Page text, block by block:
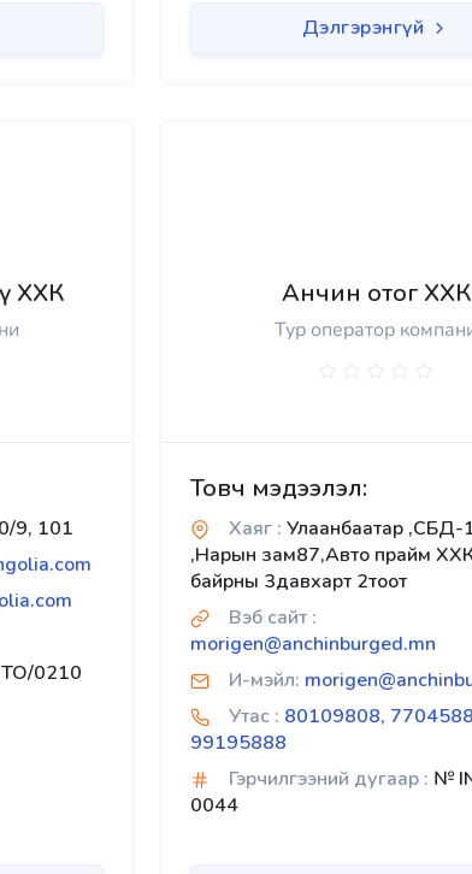
Дэлгэрэнгүй
ХХК
9, 101
0210
Анчин отог ХХК
Тур оператор
Товч мэдээлэл:
Хаяг : Улаанбаатар ,СБД-
,Нарын зам87,Авто прайм
байрны 3давхарт 2тоот
Вэб сайт :
morigen@anchinburged.mn
И-мэйл:
Утас : 80109808,
99195888
Гэрчилгээний дугаар : №
0044